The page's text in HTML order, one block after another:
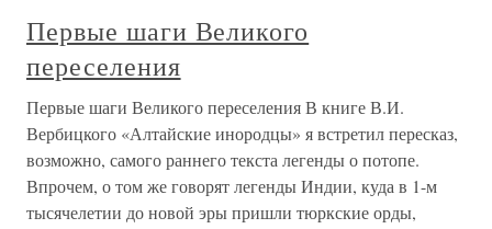
Первые шаги Великого
переселения
Первые шаги Великого переселения В книге В.И.
Вербицкого «Алтайские инородцы» я встретил пересказ,
возможно, самого раннего текста легенды о потопе.
Впрочем, о том же говорят легенды Индии, куда в 1-м
тысячелетии до новой эры пришли тюркские орды,